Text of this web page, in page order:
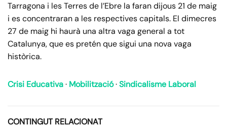
Tarragona i les Terres de l’Ebre la faran dijous 21 de maig
i es concentraran a les respectives capitals. El dimecres
27 de maig hi haurà una altra vaga general a tot
Catalunya, que es pretén que sigui una nova vaga
històrica.
Crisi Educativa· Mobilització·Sindicalisme Laboral
CONTINGUT RELACIONAT